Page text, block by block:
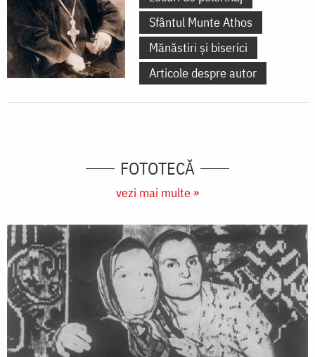
Sfântul Munte Athos
Mănăstiri și biserici
Articole despre autor
FOTOTECĂ
vezi mai multe »